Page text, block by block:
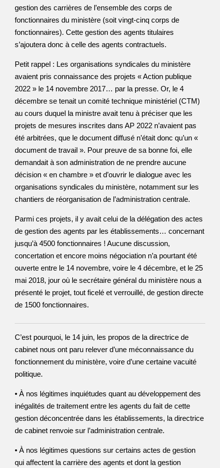
gestion des carrières de l’ensemble des corps de
fonctionnaires du ministère (soit vingt-cinq corps de
fonctionnaires). Cette gestion des agents titulaires
s’ajoutera donc à celle des agents contractuels.
Petit rappel : Les organisations syndicales du ministère
avaient pris connaissance des projets « Action publique
2022 » le 14 novembre 2017… par la presse. Or, le 4
décembre se tenait un comité technique ministériel (CTM)
au cours duquel la ministre avait tenu à préciser que les
projets de mesures inscrites dans AP 2022 n’avaient pas
été arbitrées, que le document diffusé n’était donc qu’un «
document de travail ». Pour preuve de sa bonne foi, elle
demandait à son administration de ne prendre aucune
décision « en chambre » et d’ouvrir le dialogue avec les
organisations syndicales du ministère, notamment sur les
chantiers de réorganisation de l’administration centrale.
Parmi ces projets, il y avait celui de la délégation des actes
de gestion des agents par les établissements… concernant
jusqu’à 4500 fonctionnaires ! Aucune discussion,
concertation et encore moins négociation n’a pourtant été
ouverte entre le 14 novembre, voire le 4 décembre, et le 25
mai 2018, jour où le secrétaire général du ministère nous a
présenté le projet, tout ficelé et verrouillé, de gestion directe
de 1500 fonctionnaires.
C’est pourquoi, le 14 juin, les propos de la directrice de
cabinet nous ont paru relever d’une méconnaissance du
fonctionnement du ministère, voire d’une certaine vacuité
politique.
• À nos légitimes inquiétudes quant au développement des
inégalités de traitement entre les agents du fait de cette
gestion déconcentrée dans les établissements, la directrice
de cabinet renvoie sur l’administration centrale.
• À nos légitimes questions sur certains actes de gestion
qui affectent la carrière des agents et dont la gestion